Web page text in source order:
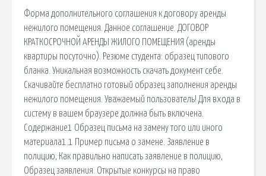
Форма дополнительного соглашения к договору аренды
нежилого помещения. Данное соглашение. ДОГОВОР
КРАТКОСРОЧНОЙ АРЕНДЫ ЖИЛОГО ПОМЕЩЕНИЯ (аренды
квартиры посуточно). Резюме студента: образец типового
бланка. Уникальная возможность скачать документ себе.
Скачивайте бесплатно готовый образец заполнения аренды
нежилого помещения. Уважаемый пользователь! Для входа в
систему в вашем браузере должна быть включена.
Содержание1 Образец письма на замену того или иного
материала1.1 Пример письма о замене. Заявление в
полицию, Как правильно написать заявление в полицию,
Образец заявления. Открытые конкурсы на право